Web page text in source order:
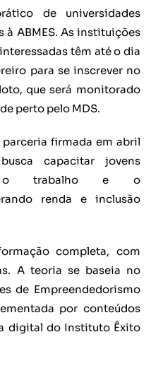
de universidades
à ABMES. As instituições
têm até o dia
para se inscrever no
que será monitorado
perto pelo MDS.
firmada em abril
capacitar jovens
o trabalho e o
renda e inclusão
completa, com
A teoria se baseia no
de Empreendedorismo
por conteúdos
digital do Instituto Êxito